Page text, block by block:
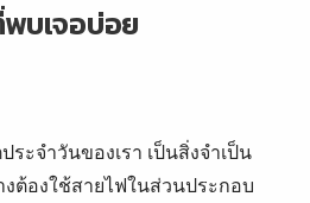
บเจอบ่อย
ะจำวันของเรา เป็นสิ่งจำเป็น
ต้องใช้สายไฟในส่วนประกอบ